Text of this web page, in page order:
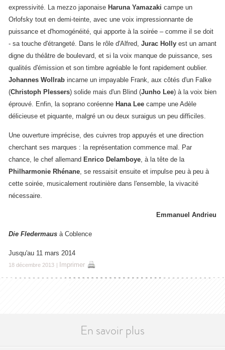
expressivité. La mezzo japonaise Haruna Yamazaki campe un
Orlofsky tout en demi-teinte, avec une voix impressionnante de
puissance et d'homogénéité, qui apporte à la soirée – comme il se doit
- sa touche d'étrangeté. Dans le rôle d'Alfred, Jurac Holly est un amant
digne du théâtre de boulevard, et si la voix manque de puissance, ses
qualités d'émission et son timbre agréable le font rapidement oublier.
Johannes Wollrab incarne un impayable Frank, aux côtés d'un Falke
(Christoph Plessers) solide mais d'un Blind (Junho Lee) à la voix bien
éprouvé. Enfin, la soprano coréenne Hana Lee campe une Adèle
délicieuse et piquante, malgré un ou deux suraigus un peu difficiles.
Une ouverture imprécise, des cuivres trop appuyés et une direction
cherchant ses marques : la représentation commence mal. Par
chance, le chef allemand Enrico Delamboye, à la tête de la
Philharmonie Rhénane, se ressaisit ensuite et impulse peu à peu à
cette soirée, musicalement routinière dans l'ensemble, la vivacité
nécessaire.
Emmanuel Andrieu
Die Fledermaus à Coblence
Jusqu'au 11 mars 2014
18 décembre 2013 | Imprimer
En savoir plus